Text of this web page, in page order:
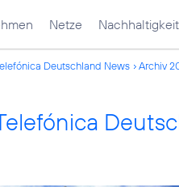
Netze Nachhaltigkeit
Deutschland News Archiv